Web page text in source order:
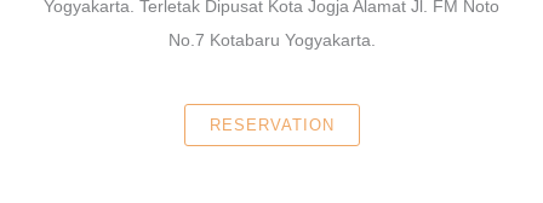
Yogyakarta. Terletak Dipusat Kota Jogja Alamat Jl. FM Noto
No.7 Kotabaru Yogyakarta.
RESERVATION